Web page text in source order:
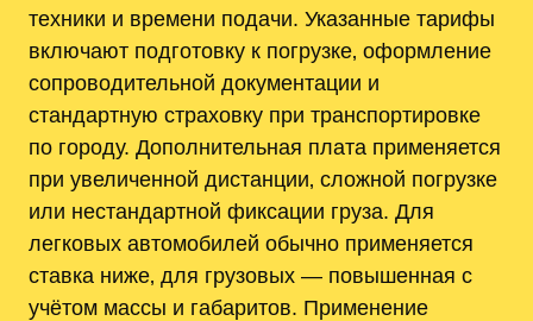
техники и времени подачи. Указанные тарифы
включают подготовку к погрузке‚ оформление
сопроводительной документации и
стандартную страховку при транспортировке
по городу. Дополнительная плата применяется
при увеличенной дистанции‚ сложной погрузке
или нестандартной фиксации груза. Для
легковых автомобилей обычно применяется
ставка ниже‚ для грузовых — повышенная с
учётом массы и габаритов. Применение